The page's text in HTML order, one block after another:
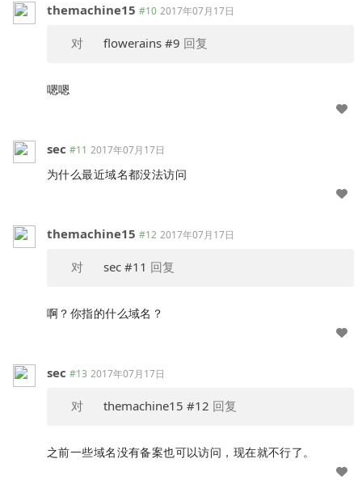
themachine15 #10 2017年07月17日
对 flowerains #9 回复
嗯嗯
sec #11 2017年07月17日
为什么最近域名都没法访问
themachine15 #12 2017年07月17日
对 sec #11 回复
啊？你指的什么域名？
sec #13 2017年07月17日
对 themachine15 #12 回复
之前一些域名没有备案也可以访问，现在就不行了。